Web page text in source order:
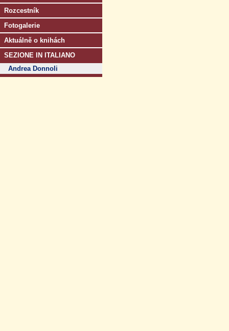
Rozcestník
Fotogalerie
Aktuálně o knihách
SEZIONE IN ITALIANO
Andrea Donnoli